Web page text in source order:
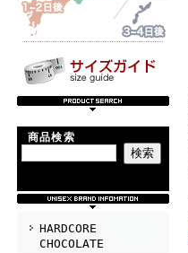
商品検索
HARDCORE
CHOCOLATE